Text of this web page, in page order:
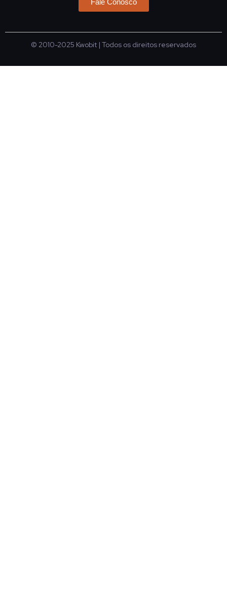
Fale Conosco
© 2010-2025 Kwobit | Todos os direitos reservados